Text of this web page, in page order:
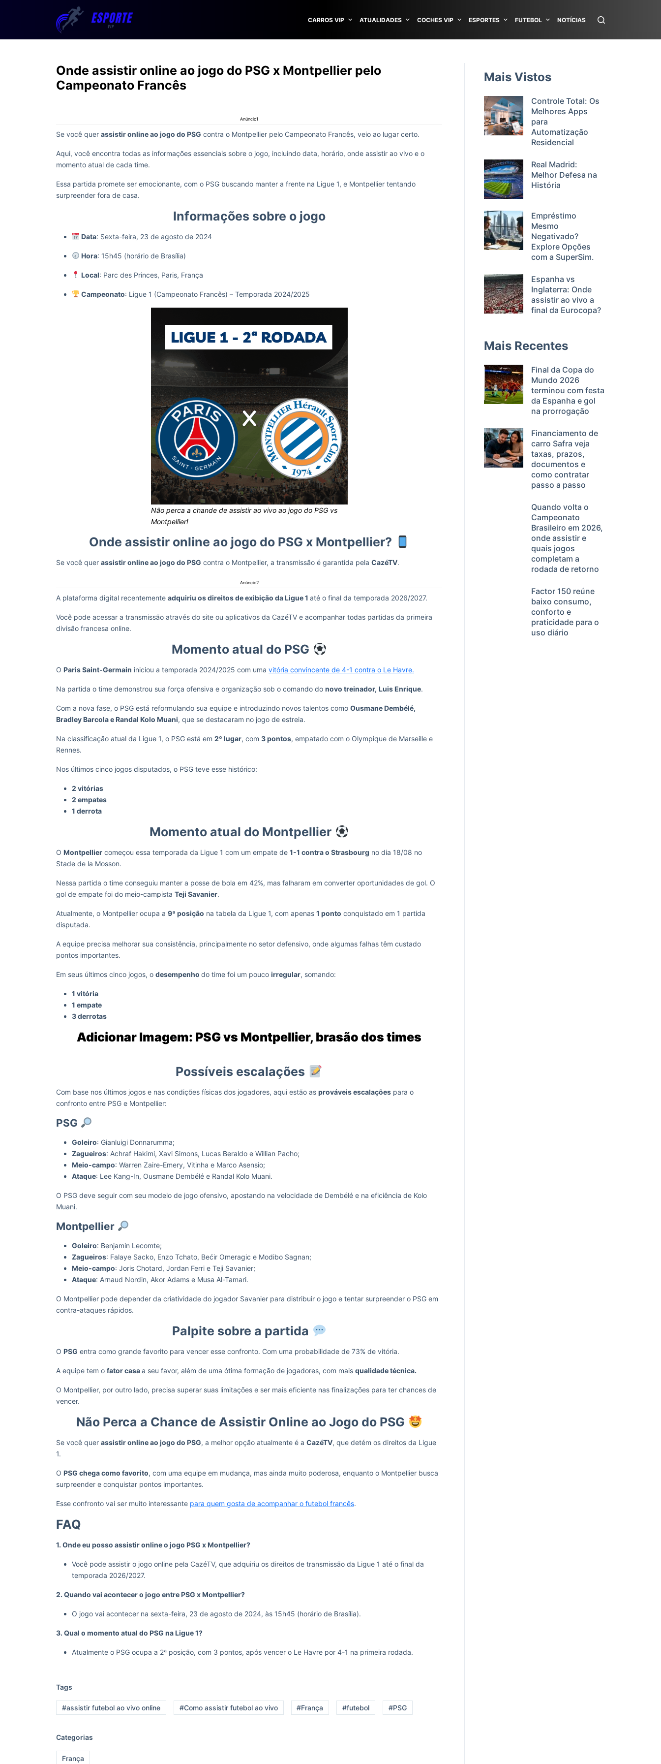
CARROS VIP ATUALIDADES COCHES VIP ESPORTES FUTEBOL NOTÍCIAS
Onde assistir online ao jogo do PSG x Montpellier pelo
Campeonato Francês
Anúncio1
Se você quer assistir online ao jogo do PSG contra o Montpellier pelo Campeonato Francês, veio ao lugar certo.
Aqui, você encontra todas as informações essenciais sobre o jogo, incluindo data, horário, onde assistir ao vivo e o
momento atual de cada time.
Essa partida promete ser emocionante, com o PSG buscando manter a frente na Ligue 1, e Montpellier tentando
surpreender fora de casa.
Informações sobre o jogo
Data: Sexta-feira, 23 de agosto de 2024
Hora: 15h45 (horário de Brasília)
Local: Parc des Princes, Paris, França
Campeonato: Ligue 1 (Campeonato Francês) – Temporada 2024/2025
Não perca a chande de assistir ao vivo ao jogo do PSG vs
Montpellier!
Onde assistir online ao jogo do PSG x Montpellier?
Se você quer assistir online ao jogo do PSG contra o Montpellier, a transmissão é garantida pela CazéTV.
Anúncio2
A plataforma digital recentemente adquiriu os direitos de exibição da Ligue 1 até o final da temporada 2026/2027.
Você pode acessar a transmissão através do site ou aplicativos da CazéTV e acompanhar todas partidas da primeira
divisão francesa online.
Momento atual do PSG
O Paris Saint-Germain iniciou a temporada 2024/2025 com uma vitória convincente de 4-1 contra o Le Havre.
Na partida o time demonstrou sua força ofensiva e organização sob o comando do novo treinador, Luis Enrique.
Com a nova fase, o PSG está reformulando sua equipe e introduzindo novos talentos como Ousmane Dembélé,
Bradley Barcola e Randal Kolo Muani, que se destacaram no jogo de estreia.
Na classificação atual da Ligue 1, o PSG está em 2º lugar, com 3 pontos, empatado com o Olympique de Marseille e
Rennes.
Nos últimos cinco jogos disputados, o PSG teve esse histórico:
2 vitórias
2 empates
1 derrota
Momento atual do Montpellier
O Montpellier começou essa temporada da Ligue 1 com um empate de 1-1 contra o Strasbourg no dia 18/08 no
Stade de la Mosson.
Nessa partida o time conseguiu manter a posse de bola em 42%, mas falharam em converter oportunidades de gol. O
gol de empate foi do meio-campista Teji Savanier.
Atualmente, o Montpellier ocupa a 9ª posição na tabela da Ligue 1, com apenas 1 ponto conquistado em 1 partida
disputada.
A equipe precisa melhorar sua consistência, principalmente no setor defensivo, onde algumas falhas têm custado
pontos importantes.
Em seus últimos cinco jogos, o desempenho do time foi um pouco irregular, somando:
1 vitória
1 empate
3 derrotas
Adicionar Imagem: PSG vs Montpellier, brasão dos times
Possíveis escalações
Com base nos últimos jogos e nas condições físicas dos jogadores, aqui estão as prováveis escalações para o
confronto entre PSG e Montpellier:
PSG
Goleiro: Gianluigi Donnarumma;
Zagueiros: Achraf Hakimi, Xavi Simons, Lucas Beraldo e Willian Pacho;
Meio-campo: Warren Zaire-Emery, Vitinha e Marco Asensio;
Ataque: Lee Kang-In, Ousmane Dembélé e Randal Kolo Muani.
O PSG deve seguir com seu modelo de jogo ofensivo, apostando na velocidade de Dembélé e na eficiência de Kolo
Muani.
Montpellier
Goleiro: Benjamin Lecomte;
Zagueiros: Falaye Sacko, Enzo Tchato, Bećir Omeragic e Modibo Sagnan;
Meio-campo: Joris Chotard, Jordan Ferri e Teji Savanier;
Ataque: Arnaud Nordin, Akor Adams e Musa Al-Tamari.
O Montpellier pode depender da criatividade do jogador Savanier para distribuir o jogo e tentar surpreender o PSG em
contra-ataques rápidos.
Palpite sobre a partida
O PSG entra como grande favorito para vencer esse confronto. Com uma probabilidade de 73% de vitória.
A equipe tem o fator casaa seu favor, além de uma ótima formação de jogadores, com mais qualidade técnica.
O Montpellier, por outro lado, precisa superar suas limitações e ser mais eficiente nas finalizações para ter chances de
vencer.
Não Perca a Chance de Assistir Online ao Jogo do PSG
Se você quer assistir online ao jogo do PSG, a melhor opção atualmente é a CazéTV, que detém os direitos da Ligue
1.
O PSG chega como favorito, com uma equipe em mudança, mas ainda muito poderosa, enquanto o Montpellier busca
surpreender e conquistar pontos importantes.
Esse confronto vai ser muito interessante para quem gosta de acompanhar o futebol francês.
FAQ
1. Onde eu posso assistir online o jogo PSG x Montpellier?
Você pode assistir o jogo online pela CazéTV, que adquiriu os direitos de transmissão da Ligue 1 até o final da
temporada 2026/2027.
2. Quando vai acontecer o jogo entre PSG x Montpellier?
O jogo vai acontecer na sexta-feira, 23 de agosto de 2024, às 15h45 (horário de Brasília).
3. Qual o momento atual do PSG na Ligue 1?
Atualmente o PSG ocupa a 2ª posição, com 3 pontos, após vencer o Le Havre por 4-1 na primeira rodada.
Tags
#assistir futebol ao vivo online #Como assistir futebol ao vivo #França #futebol #PSG
Categorias
França
Mais Vistos
Controle Total: Os
Melhores Apps
para
Automatização
Residencial
Real Madrid:
Melhor Defesa na
História
Empréstimo
Mesmo
Negativado?
Explore Opções
com a SuperSim.
Espanha vs
Inglaterra: Onde
assistir ao vivo a
final da Eurocopa?
Mais Recentes
Final da Copa do
Mundo 2026
terminou com festa
da Espanha e gol
na prorrogação
Financiamento de
carro Safra veja
taxas, prazos,
documentos e
como contratar
passo a passo
Quando volta o
Campeonato
Brasileiro em 2026,
onde assistir e
quais jogos
completam a
rodada de retorno
Factor 150 reúne
baixo consumo,
conforto e
praticidade para o
uso diário